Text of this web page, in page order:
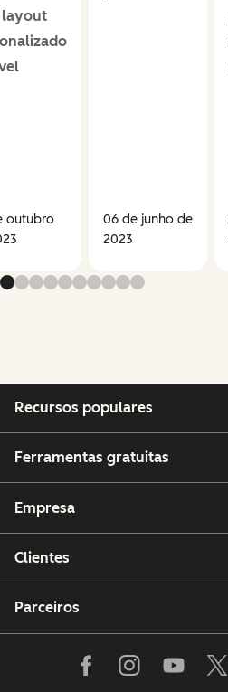
layout
outubro
06 de junho de
2023
Recursos populares
Ferramentas gratuitas
Empresa
Clientes
Parceiros